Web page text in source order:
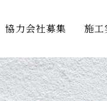
協力会社募集 施工